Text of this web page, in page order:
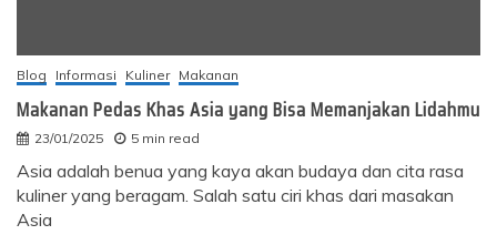
Blog Informasi Kuliner Makanan
Makanan Pedas Khas Asia yang Bisa Memanjakan Lidahmu
23/01/2025 5 min read
Asia adalah benua yang kaya akan budaya dan cita rasa
kuliner yang beragam. Salah satu ciri khas dari masakan
Asia